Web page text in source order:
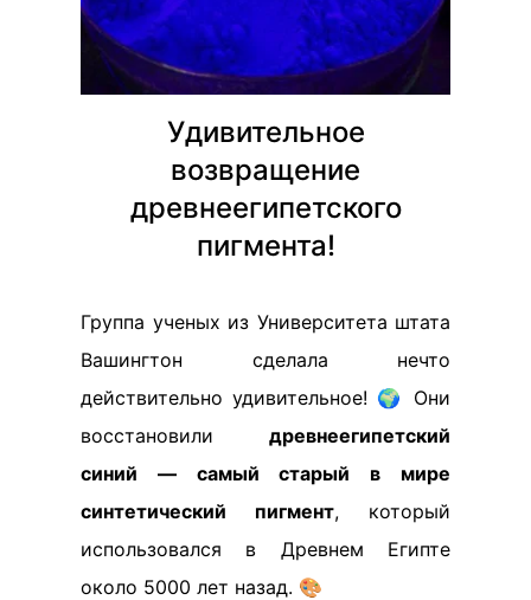
Удивительное
возвращение
древнеегипетского
пигмента!
Группа ученых из Университета штата
Вашингтон сделала нечто
действительно удивительное! 🌍 Они
восстановили древнеегипетский
синий — самый старый в мире
синтетический пигмент, который
использовался в Древнем Египте
около 5000 лет назад. 🎨